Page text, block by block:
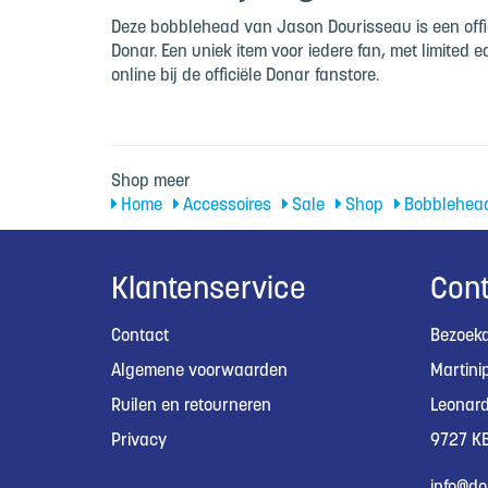
Deze bobblehead van Jason Dourisseau is een
Donar. Een uniek item voor iedere fan, met limited
online bij de officiële Donar fanstore.
Shop meer
Home
Accessoires Sale Shop
Klantenservice
Contact
Algemene voorwaarden
Ruilen en retourneren
Privacy 9727